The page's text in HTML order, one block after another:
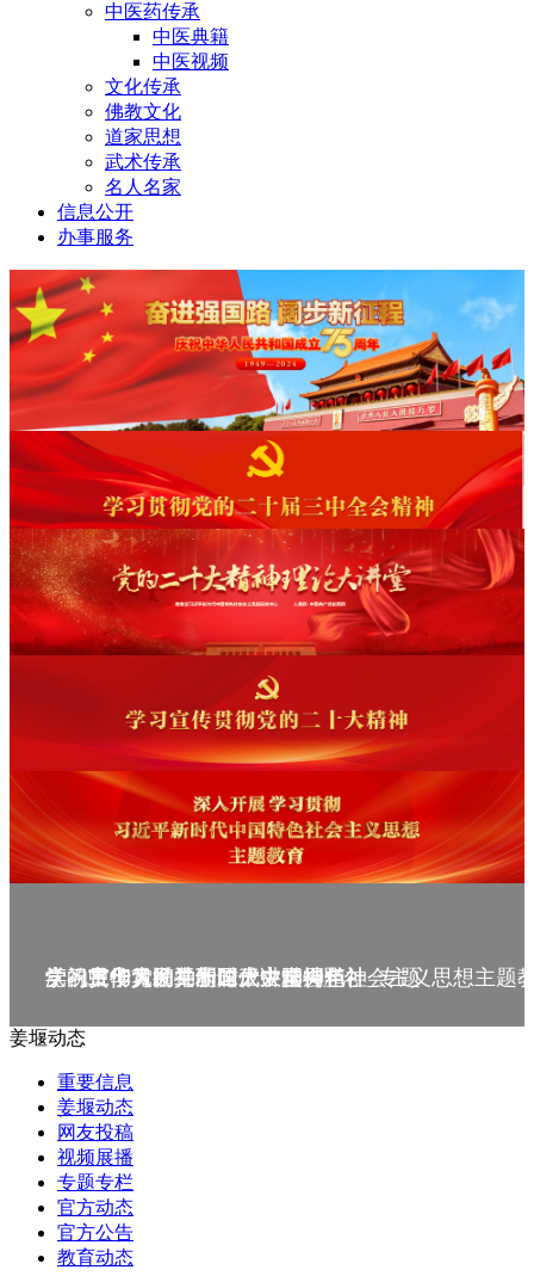
中医药传承
中医典籍
中医视频
文化传承
佛教文化
道家思想
武术传承
名人名家
信息公开
办事服务
庆祝中华人民共和国成立75周年
学习贯彻党的二十届三中全会精神_专题
党的二十大精神理论大讲堂--理论
学习宣传贯彻党的二十大精神
学习贯彻习近平新时代中国特色社会主义思想主题
姜堰动态
重要信息
姜堰动态
网友投稿
视频展播
专题专栏
官方动态
官方公告
教育动态